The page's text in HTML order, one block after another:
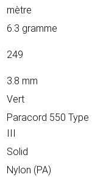
mètre
6.3 gramme
249
3.8 mm
Vert
Paracord 550 Type
III
Solid
Nylon (PA)